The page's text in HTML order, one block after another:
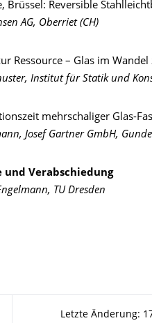
Brüssel: Reversible
AG, Oberriet (CH)
Ressource – Glas im
Institut für Statik und
mehrschaliger Glas-
Josef Gartner GmbH,
und Verabschiedung
TU Dresden
Letzte Änderung: